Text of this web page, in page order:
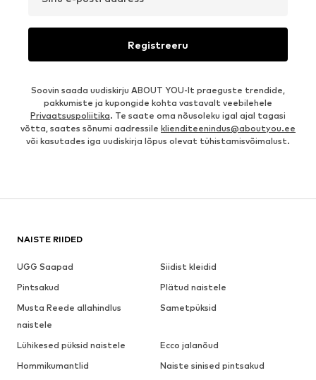
Registreeru
Soovin saada uudiskirju ABOUT YOU-lt praeguste trendide,
pakkumiste ja kupongide kohta vastavalt veebilehele
Privaatsuspoliitika. Te saate oma nõusoleku igal ajal tagasi
võtta, saates sõnumi aadressile klienditeenindus@aboutyou.ee
või kasutades iga uudiskirja lõpus olevat tühistamisvõimalust.
NAISTE RIIDED
UGG Saapad
Siidist kleidid
Pintsakud
Plätud naistele
Musta Reede allahindlus
naistele
Sametpüksid
Lühikesed püksid naistele
Ecco jalanõud
Hommikumantlid
Naiste sinised pintsakud